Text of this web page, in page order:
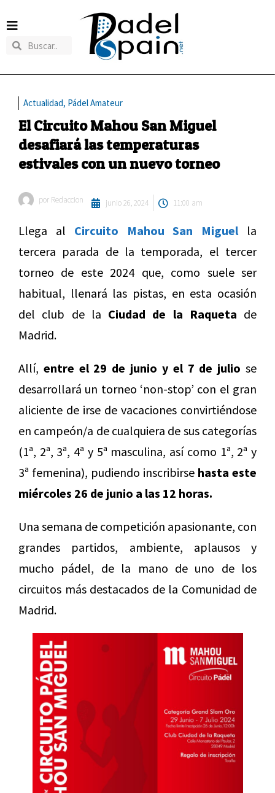
Actualidad, Pádel Amateur
El Circuito Mahou San Miguel
desafiará las temperaturas
estivales con un nuevo torneo
por Redaccion junio 26, 2024 11:00 am
Llega al Circuito Mahou San Miguella
tercera parada de la temporada, el tercer
torneo de este 2024 que, como suele ser
habitual, llenará las pistas, en esta ocasión
del club de la Ciudad de la Raqueta de
Madrid.
Allí, entre el 29 de junio y el 7 de julio se
desarrollará un torneo ‘non-stop’ con el gran
aliciente de irse de vacaciones convirtiéndose
en campeón/a de cualquiera de sus categorías
(1ª, 2ª, 3ª, 4ª y 5ª masculina, así como 1ª, 2ª y
3ª femenina), pudiendo inscribirse hasta este
miércoles 26 de junio a las 12 horas.
Una semana de competición apasionante, con
grandes partidos, ambiente, aplausos y
mucho pádel, de la mano de uno de los
circuitos más destacados de la Comunidad de
Madrid.